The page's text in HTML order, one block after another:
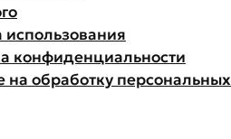
конфиденциальности
на обработку персональных